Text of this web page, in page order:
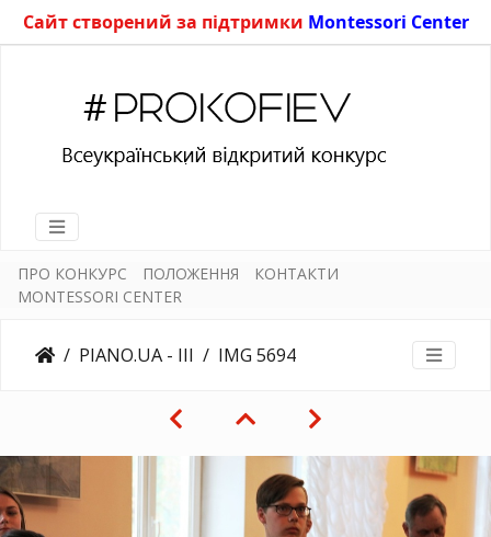
Сайт створений за підтримки Montessori Center
ПРО КОНКУРС ПОЛОЖЕННЯ
КОНТАКТИ
MONTESSORI CENTER
PIANO.UA - III IMG 5694